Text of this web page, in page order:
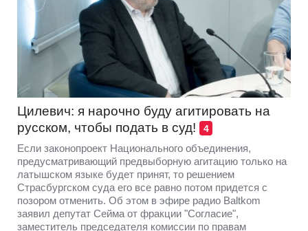
Цилевич: я нарочно буду агитировать на
русском, чтобы подать в суд!
4
Если законопроект Национального объединения,
предусматривающий предвыборную агитацию только на
латышском языке будет принят, то решением
Страсбургском суда его все равно потом придется с
позором отменить. Об этом в эфире радио Baltkom
заявил депутат Сейма от фракции "Согласие",
заместитель председателя комиссии по правам